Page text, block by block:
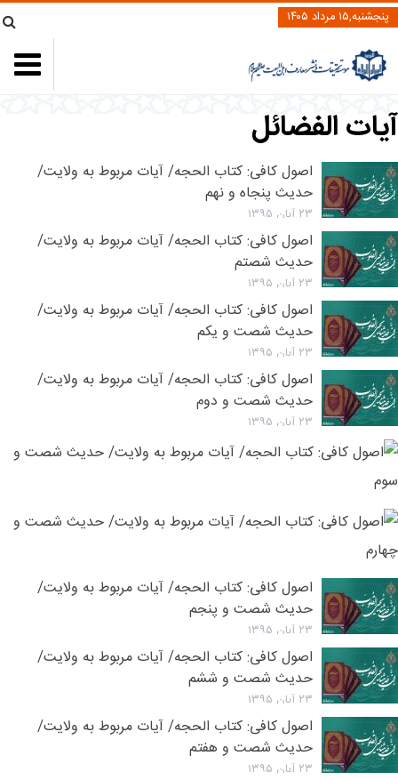
پنجشنبه,۱۵ مرداد ۱۴۰۵
آیات الفضائل
اصول کافی: کتاب الحجه/ آیات مربوط به ولایت/
حدیث پنجاه و نهم
۲۳ آبان ۱۳۹۵
اصول کافی: کتاب الحجه/ آیات مربوط به ولایت/
حدیث شصتم
۲۳ آبان ۱۳۹۵
اصول کافی: کتاب الحجه/ آیات مربوط به ولایت/
حدیث شصت و یکم
۲۳ آبان ۱۳۹۵
اصول کافی: کتاب الحجه/ آیات مربوط به ولایت/
حدیث شصت و دوم
۲۳ آبان ۱۳۹۵
۲۳ آبان ۱۳۹۵اصول کافی: کتاب الحجه/ آیات مربوط به ولایت/
حدیث شصت و پنجم
۲۳ آبان ۱۳۹۵
اصول کافی: کتاب الحجه/ آیات مربوط به ولایت/
حدیث شصت و ششم
۲۳ آبان ۱۳۹۵
اصول کافی: کتاب الحجه/ آیات مربوط به ولایت/
حدیث شصت و هفتم
۲۳ آبان ۱۳۹۵